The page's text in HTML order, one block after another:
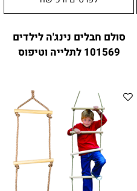
סולם חבלים נינג'ה לילדים
101569 לתלייה וטיפוס